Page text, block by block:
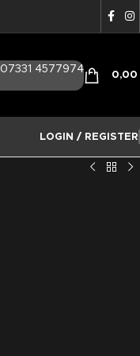
07331 4577974
0,00
LOGIN / REGISTER